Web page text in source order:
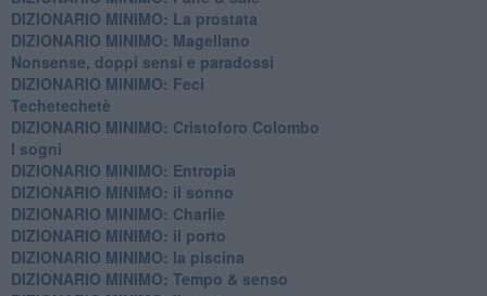
DIZIONARIO MINIMO: La prostata
​DIZIONARIO MINIMO: Magellano
Nonsense, doppi sensi e paradossi
DIZIONARIO MINIMO: Feci
Techetechetè
DIZIONARIO MINIMO: Cristoforo Colombo
I sogni
DIZIONARIO MINIMO: Entropia
DIZIONARIO MINIMO: il sonno
DIZIONARIO MINIMO: Charlie
DIZIONARIO MINIMO: il porto
DIZIONARIO MINIMO: la piscina
DIZIONARIO MINIMO: Tempo & senso